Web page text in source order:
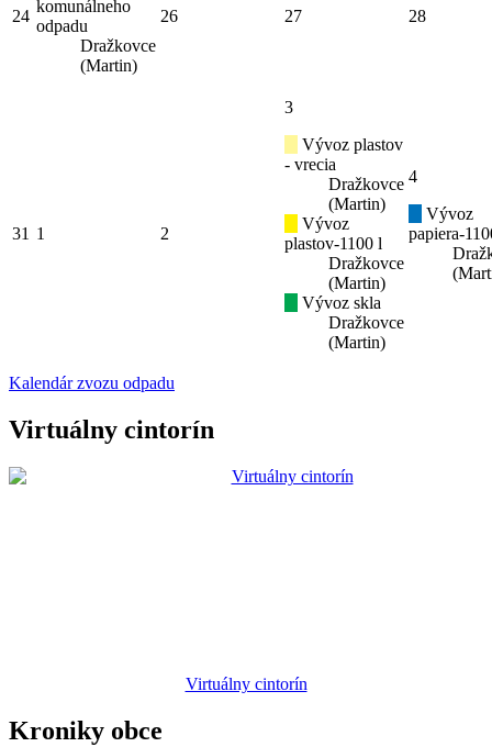
24
komunálneho
odpadu
Dražkovce
(Martin)
26 27 28
31 1 2
3
Vývoz plastov
- vrecia
Dražkovce
(Martin)
Vývoz
plastov-1100 l
Dražkovce
(Martin)
Vývoz skla
Dražkovce
(Martin)
4
Vývoz
papiera-
Kalendár zvozu odpadu
Virtuálny cintorín
Virtuálny cintorín
Kroniky obce